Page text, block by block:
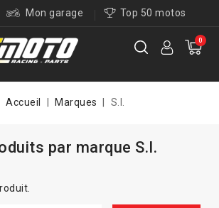
Mon garage Top 50 motos
0
Accueil Marques S.I.
par marque S.I.